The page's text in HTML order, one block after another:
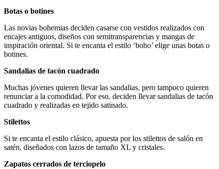
Botas o botines
Las novias bohemias deciden casarse con vestidos realizados con
encajes antiguos, diseños con semitransparencias y mangas de
inspiración oriental. Si te encanta el estilo ‘boho’ elige unas botas o
botines.
Sandalias de tacón cuadrado
Muchas jóvenes quieren llevar las sandalias, pero tampoco quieren
renunciar a la comodidad. Por eso, deciden llevar sandalias de tacón
cuadrado y realizadas en tejido satinado.
Stilettos
Si te encanta el estilo clásico, apuesta por los stilettos de salón en
satén, diseñados con lazos de tamaño XL y cristales.
Zapatos cerrados de terciopelo